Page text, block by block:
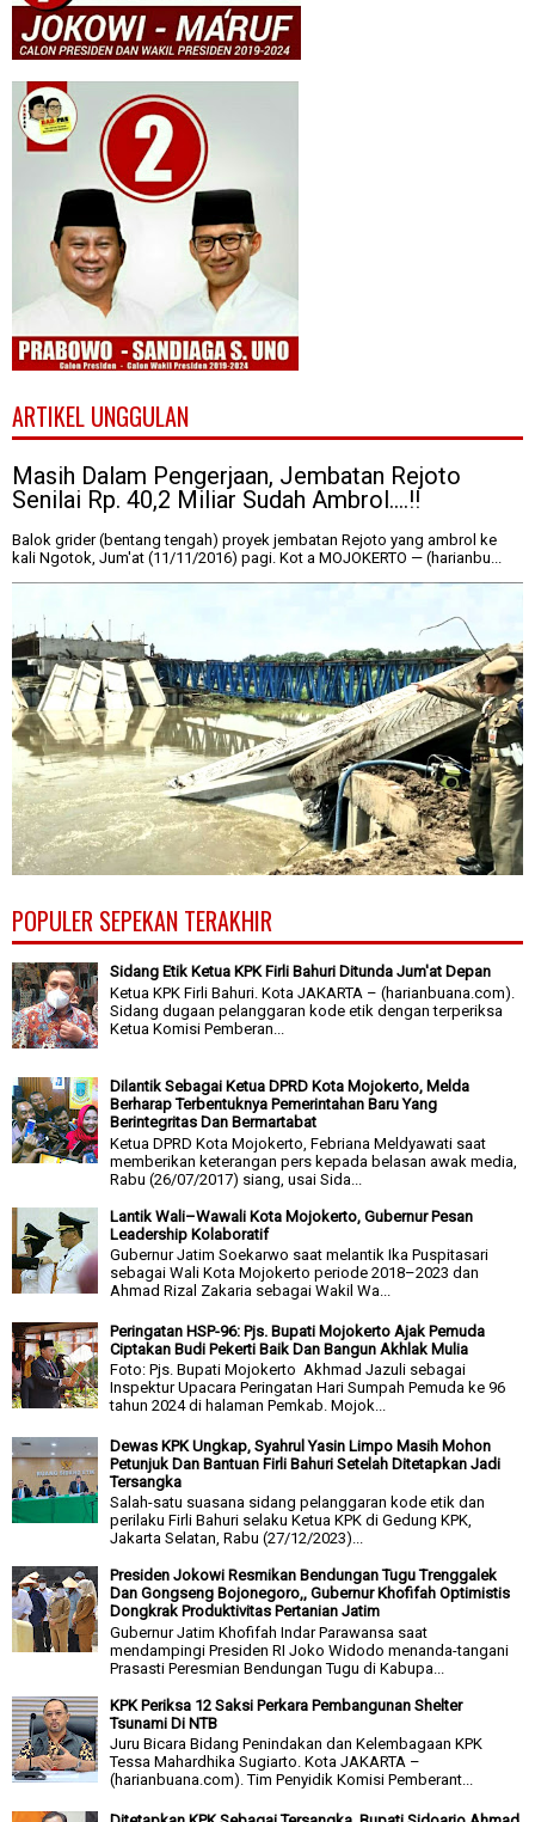
ARTIKEL UNGGULAN
Masih Dalam Pengerjaan, Jembatan Rejoto
Senilai Rp. 40,2 Miliar Sudah Ambrol....!!
Balok grider (bentang tengah) proyek jembatan Rejoto yang ambrol ke
kali Ngotok, Jum'at (11/11/2016) pagi. Kot a MOJOKERTO — (harianbu...
POPULER SEPEKAN TERAKHIR
Sidang Etik Ketua KPK Firli Bahuri Ditunda Jum'at Depan
Ketua KPK Firli Bahuri. Kota JAKARTA – (harianbuana.com).
Sidang dugaan pelanggaran kode etik dengan terperiksa
Ketua Komisi Pemberan...
Dilantik Sebagai Ketua DPRD Kota Mojokerto, Melda
Berharap Terbentuknya Pemerintahan Baru Yang
Berintegritas Dan Bermartabat
Ketua DPRD Kota Mojokerto, Febriana Meldyawati saat
memberikan keterangan pers kepada belasan awak media,
Rabu (26/07/2017) siang, usai Sida...
Lantik Wali–Wawali Kota Mojokerto, Gubernur Pesan
Leadership Kolaboratif
Gubernur Jatim Soekarwo saat melantik Ika Puspitasari
sebagai Wali Kota Mojokerto periode 2018–2023 dan
Ahmad Rizal Zakaria sebagai Wakil Wa...
Peringatan HSP-96: Pjs. Bupati Mojokerto Ajak Pemuda
Ciptakan Budi Pekerti Baik Dan Bangun Akhlak Mulia
Foto: Pjs. Bupati Mojokerto Akhmad Jazuli sebagai
Inspektur Upacara Peringatan Hari Sumpah Pemuda ke 96
tahun 2024 di halaman Pemkab. Mojok...
Dewas KPK Ungkap, Syahrul Yasin Limpo Masih Mohon
Petunjuk Dan Bantuan Firli Bahuri Setelah Ditetapkan Jadi
Tersangka
Salah-satu suasana sidang pelanggaran kode etik dan
perilaku Firli Bahuri selaku Ketua KPK di Gedung KPK,
Jakarta Selatan, Rabu (27/12/2023)...
Presiden Jokowi Resmikan Bendungan Tugu Trenggalek
Dan Gongseng Bojonegoro,, Gubernur Khofifah Optimistis
Dongkrak Produktivitas Pertanian Jatim
Gubernur Jatim Khofifah Indar Parawansa saat
mendampingi Presiden RI Joko Widodo menanda-tangani
Prasasti Peresmian Bendungan Tugu di Kabupa...
KPK Periksa 12 Saksi Perkara Pembangunan Shelter
Tsunami Di NTB
Juru Bicara Bidang Penindakan dan Kelembagaan KPK
Tessa Mahardhika Sugiarto. Kota JAKARTA –
(harianbuana.com). Tim Penyidik Komisi Pemberant...